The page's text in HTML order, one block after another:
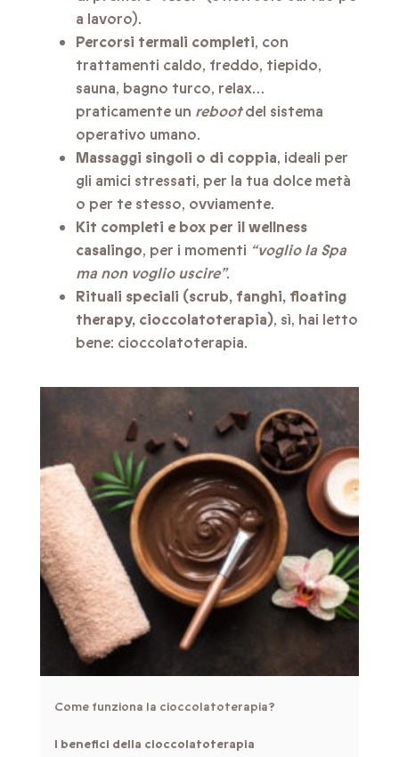
a lavoro).
Percorsi termali completi, con
trattamenti caldo, freddo, tiepido,
sauna, bagno turco, relax…
praticamente un rebootdel sistema
operativo umano.
Massaggi singoli o di coppia, ideali per
gli amici stressati, per la tua dolce metà
o per te stesso, ovviamente.
Kit completi e box per il wellness
casalingo, per i momenti “voglio la Spa
ma non voglio uscire”.
Rituali speciali (scrub, fanghi, floating
therapy, cioccolatoterapia), sì, hai letto
bene: cioccolatoterapia.
Come funziona la cioccolatoterapia?
I benefici della cioccolatoterapia